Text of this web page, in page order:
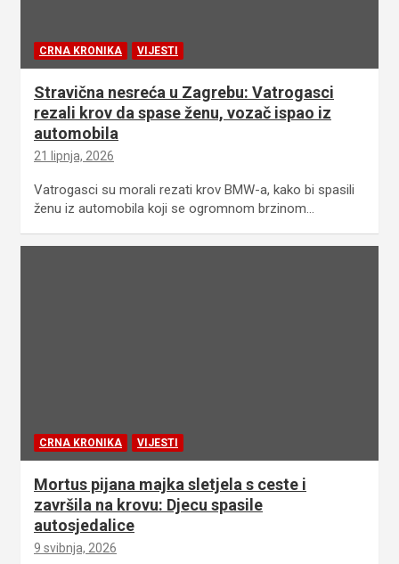
CRNA KRONIKA VIJESTI
Stravična nesreća u Zagrebu: Vatrogasci
rezali krov da spase ženu, vozač ispao iz
automobila
21 lipnja, 2026
Vatrogasci su morali rezati krov BMW-a, kako bi spasili
ženu iz automobila koji se ogromnom brzinom…
CRNA KRONIKA VIJESTI
Mortus pijana majka sletjela s ceste i
završila na krovu: Djecu spasile
autosjedalice
9 svibnja, 2026